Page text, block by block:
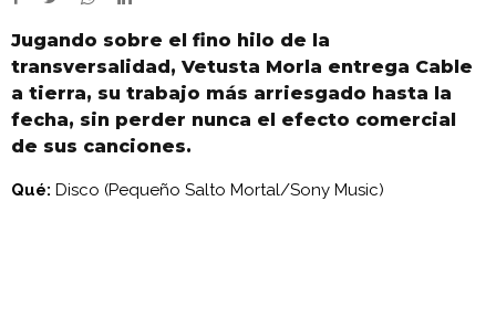
Jugando sobre el fino hilo de la
transversalidad, Vetusta Morla entrega Cable
a tierra, su trabajo más arriesgado hasta la
fecha, sin perder nunca el efecto comercial
de sus canciones.
Qué: Disco (Pequeño Salto Mortal/Sony Music)